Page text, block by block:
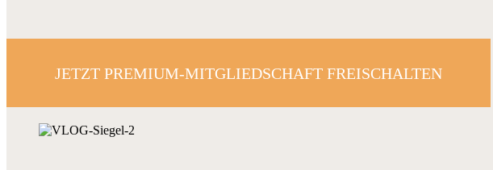
JETZT PREMIUM-MITGLIEDSCHAFT FREISCHALTEN